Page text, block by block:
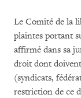
Le Comité de la
plaintes portant
affirmé dans sa
droit dont
(syndicats,
restriction de ce